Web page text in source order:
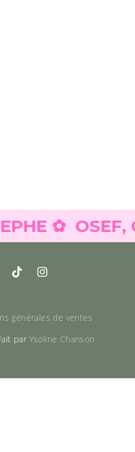
✿ OSEF,
générales de ventes
par Ysoline Chanson